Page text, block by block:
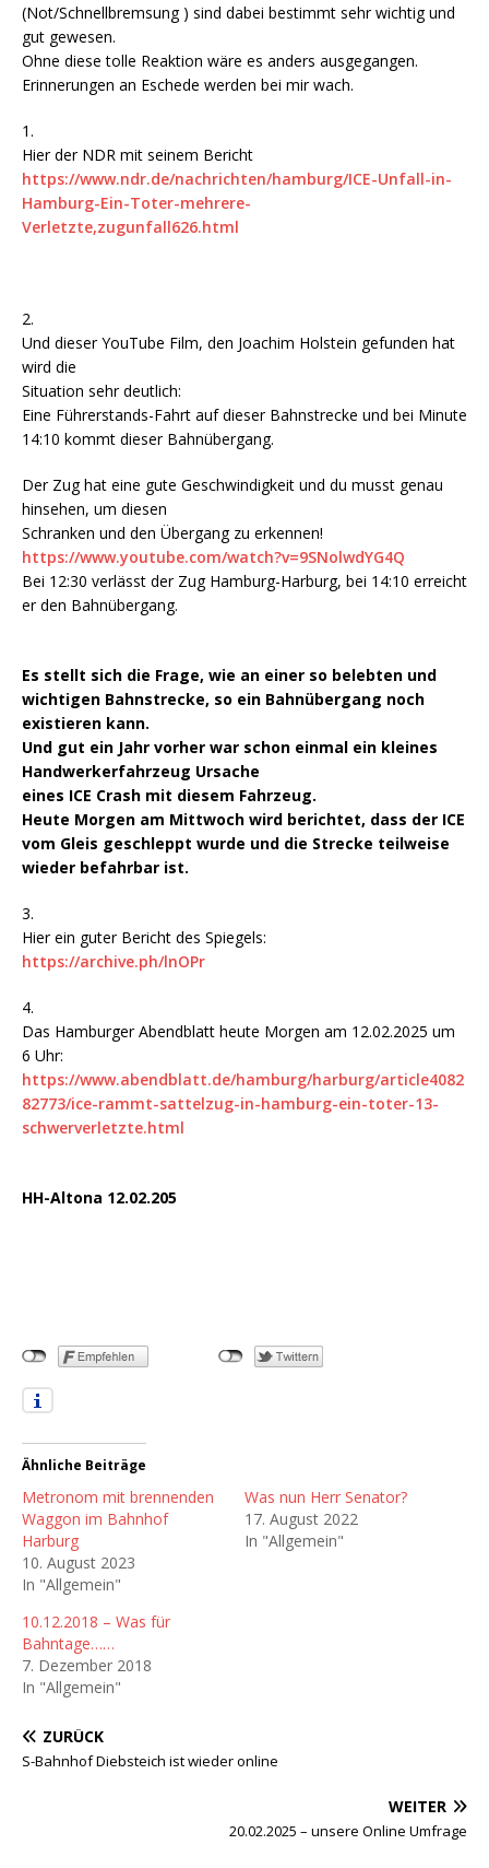
(Not/Schnellbremsung ) sind dabei bestimmt sehr wichtig und
gut gewesen.
Ohne diese tolle Reaktion wäre es anders ausgegangen.
Erinnerungen an Eschede werden bei mir wach.
1.
Hier der NDR mit seinem Bericht
https://www.ndr.de/nachrichten/hamburg/ICE-Unfall-in-
Hamburg-Ein-Toter-mehrere-
Verletzte,zugunfall626.html
2.
Und dieser YouTube Film, den Joachim Holstein gefunden hat
wird die
Situation sehr deutlich:
Eine Führerstands-Fahrt auf dieser Bahnstrecke und bei Minute
14:10 kommt dieser Bahnübergang.
Der Zug hat eine gute Geschwindigkeit und du musst genau
hinsehen, um diesen
Schranken und den Übergang zu erkennen!
https://www.youtube.com/watch?v=9SNolwdYG4Q
Bei 12:30 verlässt der Zug Hamburg-Harburg, bei 14:10 erreicht
er den Bahnübergang.
Es stellt sich die Frage, wie an einer so belebten und
wichtigen Bahnstrecke, so ein Bahnübergang noch
existieren kann.
Und gut ein Jahr vorher war schon einmal ein kleines
Handwerkerfahrzeug Ursache
eines ICE Crash mit diesem Fahrzeug.
Heute Morgen am Mittwoch wird berichtet, dass der ICE
vom Gleis geschleppt wurde und die Strecke teilweise
wieder befahrbar ist.
3.
Hier ein guter Bericht des Spiegels:
https://archive.ph/lnOPr
4.
Das Hamburger Abendblatt heute Morgen am 12.02.2025 um
6 Uhr:
https://www.abendblatt.de/hamburg/harburg/article4082
82773/ice-rammt-sattelzug-in-hamburg-ein-toter-13-
schwerverletzte.html
HH-Altona 12.02.205
Ähnliche Beiträge
Metronom mit brennenden
Waggon im Bahnhof
Harburg
10. August 2023
In "Allgemein"
Was nun Herr Senator?
17. August 2022
In "Allgemein"
10.12.2018 – Was für
Bahntage……
7. Dezember 2018
In "Allgemein"
ZURÜCK
S-Bahnhof Diebsteich ist wieder online
WEITER
20.02.2025 – unsere Online Umfrage